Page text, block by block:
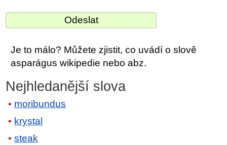
Je to málo? Můžete zjistit, co uvádí o slově
asparágus wikipedie nebo abz.
Nejhledanější slova
moribundus
krystal
steak